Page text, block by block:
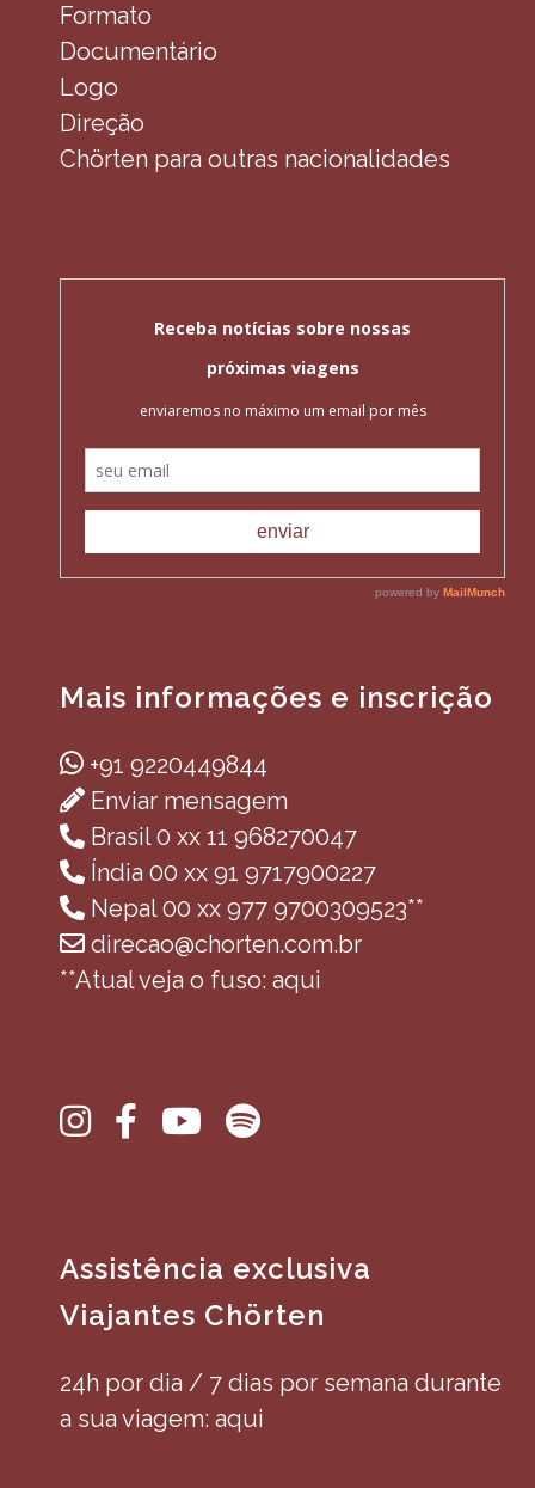
Formato
Documentário
Logo
Direção
Chörten para outras nacionalidades
Mais informações e inscrição
+91 9220449844
Enviar mensagem
Brasil 0 xx 11 968270047
Índia 00 xx 91 9717900227
Nepal 00 xx 977 9700309523**
direcao@chorten.com.br
**Atual veja o fuso: aqui
Assistência exclusiva
Viajantes Chörten
24h por dia / 7 dias por semana durante
a sua viagem: aqui